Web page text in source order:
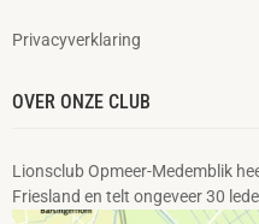
Privacyverklaring
OVER ONZE CLUB
Lionsclub Opmeer-Medemblik
Friesland en telt ongeveer 30